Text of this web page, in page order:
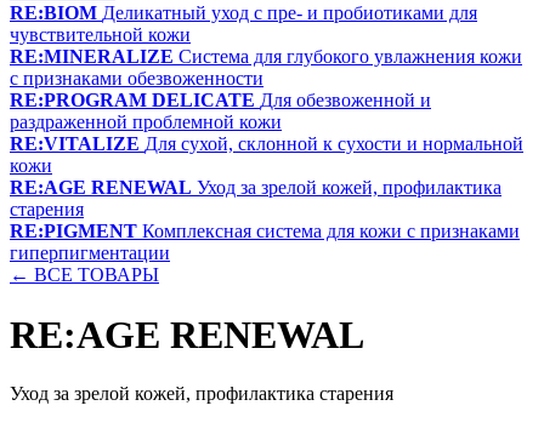
RE:BIOM Деликатный уход с пре- и пробиотиками для
чувствительной кожи
RE:MINERALIZE Система для глубокого увлажнения кожи
с признаками обезвоженности
RE:PROGRAM DELICATE Для обезвоженной и
раздраженной проблемной кожи
RE:VITALIZE Для сухой, склонной к сухости и нормальной
кожи
RE:AGE RENEWAL Уход за зрелой кожей, профилактика
старения
RE:PIGMENT Комплексная система для кожи с признаками
гиперпигментации
← ВСЕ ТОВАРЫ
RE:AGE RENEWAL
Уход за зрелой кожей, профилактика старения